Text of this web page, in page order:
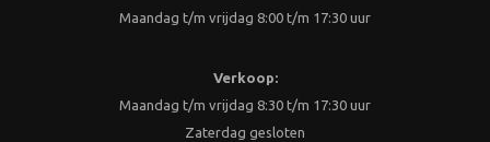
Maandag t/m vrijdag 8:00 t/m 17:30 uur
Verkoop:
Maandag t/m vrijdag 8:30 t/m 17:30 uur
Zaterdag gesloten